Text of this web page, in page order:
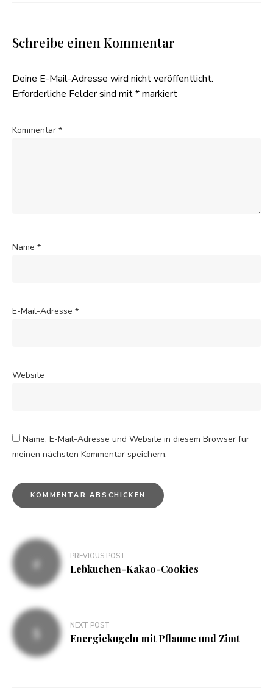
Schreibe einen Kommentar
Deine E-Mail-Adresse wird nicht veröffentlicht.
Erforderliche Felder sind mit*markiert
Kommentar *
Name *
E-Mail-Adresse *
Website
Name, E-Mail-Adresse und Website in diesem Browser für
meinen nächsten Kommentar speichern.
PREVIOUS POST
Lebkuchen-Kakao-Cookies
NEXT POST
Energiekugeln mit Pflaume und Zimt